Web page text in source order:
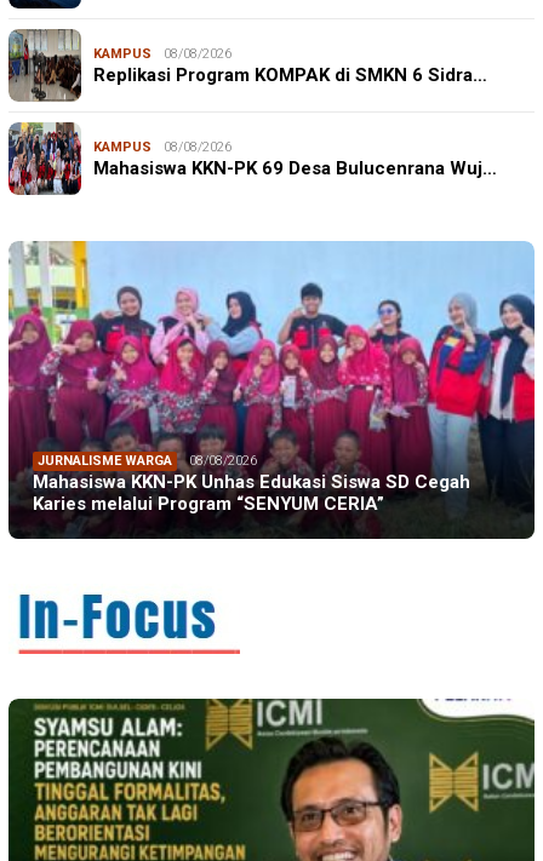
KAMPUS 08/08/2026
Replikasi Program KOMPAK di SMKN 6 Sidra…
KAMPUS 08/08/2026
Mahasiswa KKN-PK 69 Desa Bulucenrana Wuj…
JURNALISME WARGA 08/08/2026
Mahasiswa KKN-PK Unhas Edukasi Siswa SD Cegah
Karies melalui Program “SENYUM CERIA”